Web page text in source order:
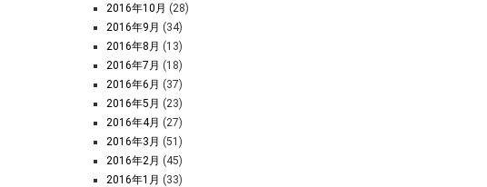
2016年10月 (28)
2016年9月 (34)
2016年8月 (13)
2016年7月 (18)
2016年6月 (37)
2016年5月 (23)
2016年4月 (27)
2016年3月 (51)
2016年2月 (45)
2016年1月 (33)